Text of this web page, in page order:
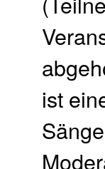
ist